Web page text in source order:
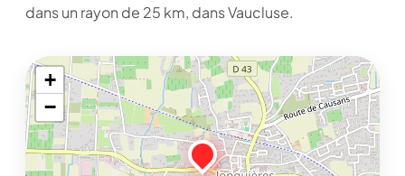
dans un rayon de 25 km, dans Vaucluse.
+
−